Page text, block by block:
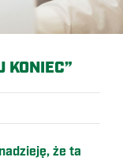
KONIEC”
że ta